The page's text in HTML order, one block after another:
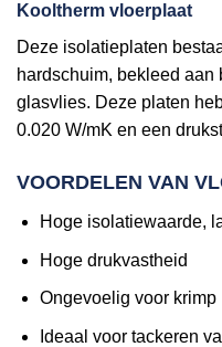
Kooltherm vloerplaat
Deze isolatieplaten
hardschuim, bekleed aan
glasvlies. Deze platen
0.020 W/mK en een
VOORDELEN VAN
Hoge isolatiewaarde,
Hoge drukvastheid
Ongevoelig voor krimp
Ideaal voor tackeren